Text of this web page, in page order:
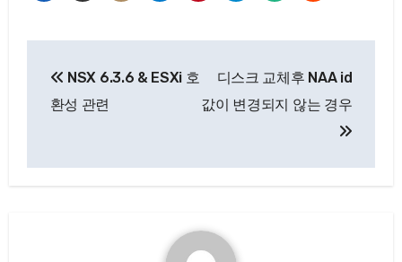
탐
NSX 6.3.6 & ESXi 호
환성 관련
디스크 교체후 NAA id
값이 변경되지 않는 경우